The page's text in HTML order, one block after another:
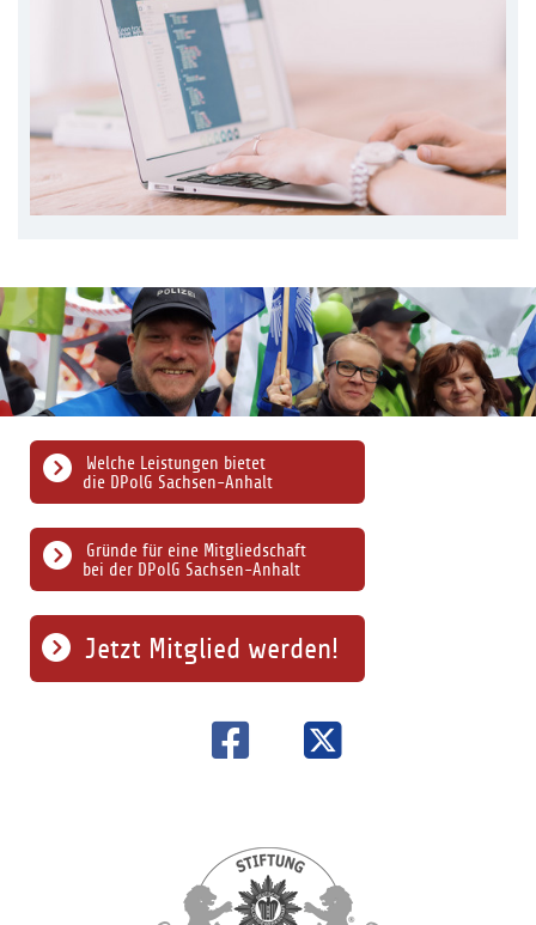
Gründe für eine Mitgliedschaft
bei der DPolG Sachsen-Anhalt
Welche Leistungen bietet
die DPolG Sachsen-Anhalt
Jetzt Mitglied werden!